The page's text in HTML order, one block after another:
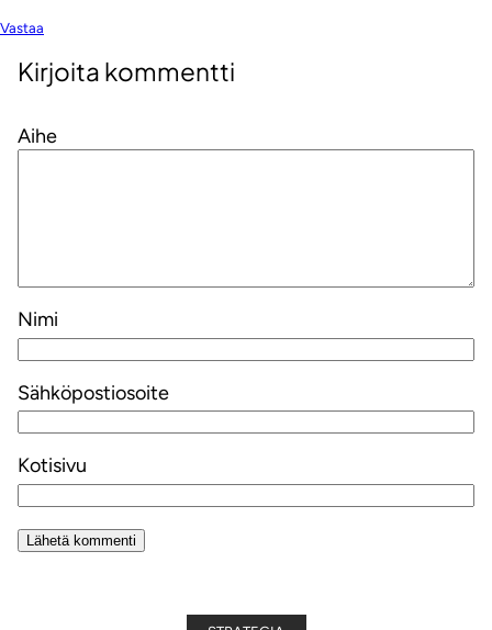
Vastaa
Kirjoita kommentti
Aihe
Nimi
Sähköpostiosoite
Kotisivu